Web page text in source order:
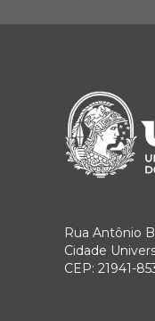
Rua Antônio
Cidade
CEP: 21941-